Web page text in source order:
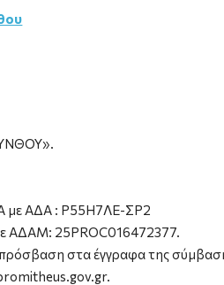
με ΑΔΑ : Ρ55Η7ΛΕ-ΣΡ2
ΑΔΑΜ: 25PROC016472377.
στα έγγραφα της